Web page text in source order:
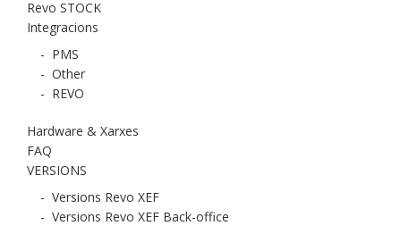
Revo STOCK
Integracions
- PMS
- Other
- REVO
Hardware & Xarxes
FAQ
VERSIONS
- Versions Revo XEF
- Versions Revo XEF Back-office